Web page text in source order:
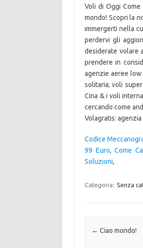
Voli di Oggi
mondo! Scopri la
immergerti nella
perdervi gli
desiderate volare
prendere in
agenzie aeree low
solitaria; voli
Cina & i voli
cercando come
Volagratis:
Codice
99 Euro,Come
Soluzioni,
Categoria: Senza
Navigazione
← Ciao mondo!